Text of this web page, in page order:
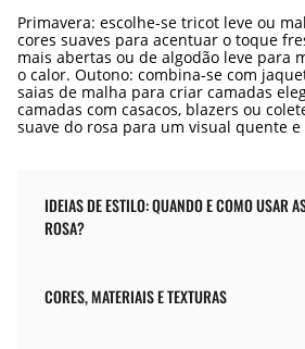
Primavera: escolhe-se tricot leve ou
cores suaves para acentuar o toque
mais abertas ou de algodão leve para
o calor. Outono: combina-se com
saias de malha para criar camadas
camadas com casacos, blazers ou
suave do rosa para um visual quente e
IDEIAS DE ESTILO: QUANDO E COMO USAR
ROSA?
CORES, MATERIAIS E TEXTURAS